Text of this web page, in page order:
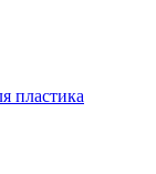
пластика